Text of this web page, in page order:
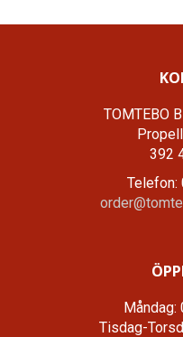
TOMTEBO
392
Telefon:
Måndag:
Tisdag-